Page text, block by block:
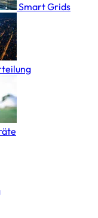
Smart Grids